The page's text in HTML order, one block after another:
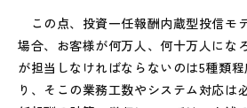
この点、投資一任報酬内蔵型投信モ
場合、お客様が何万人、何十万人にな
が担当しなければならないのは5種類
り、そこの業務工数やシステム対応は